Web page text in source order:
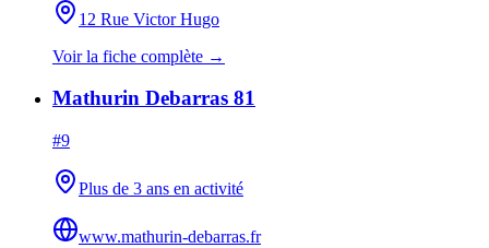
12 Rue Victor Hugo
Voir la fiche complète →
Mathurin Debarras 81
#9
Plus de 3 ans en activité
www.mathurin-debarras.fr